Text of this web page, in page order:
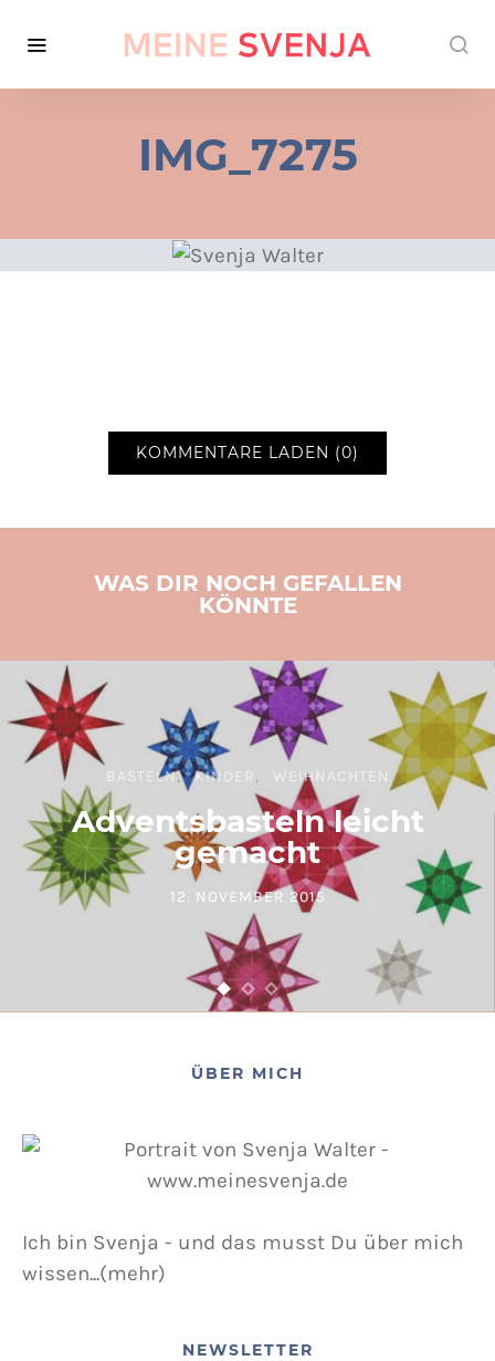
IMG_7275
KOMMENTARE LADEN (0)
WAS DIR NOCH GEFALLEN
KÖNNTE
BASTELN KINDER WEIHNACHTEN
Adventsbasteln leicht
gemacht
POSTED ON
12. NOVEMBER 2015
ÜBER MICH
Ich bin Svenja - und das musst Du über mich
wissen...(mehr)
NEWSLETTER